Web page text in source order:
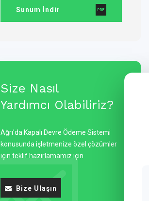
Sunum İndir
Size Nasıl
Yardımcı Olabiliriz?
Ağrı'da Kapalı Devre Ödeme Sistemi
konusunda işletmenize özel çözümler
için teklif hazırlamamız için
Bize Ulaşın